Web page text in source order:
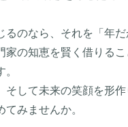
るのなら、それを「年
の知恵を賢く借りる
して未来の笑顔を形
みませんか。